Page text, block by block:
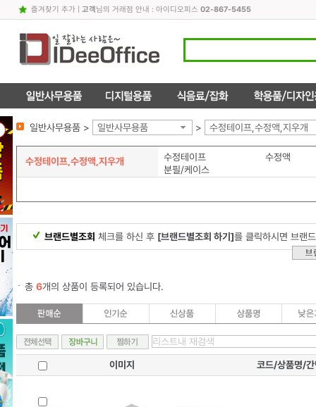
즐겨찾기 추가| 고객님의 거래점 안내 : 아이디오피스 02-867-5455
일반사무용품 > 일반사무용품 > 수정테이프,수정액,지우개
수정테이프,수정액,지우개 수정테이프
수정액
분필/케이스
브랜드별조회 체크를 하신 후 [브랜드별조회 하기]를 클릭하시면 브랜
총 6개의 상품이 등록되어 있습니다.
이미지 코드/상품명/간